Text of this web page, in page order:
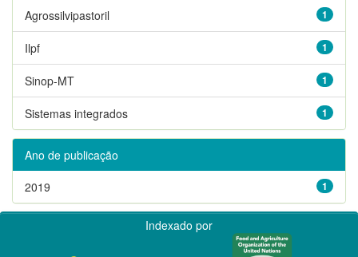
1
Agrossilvipastoril
1
Ilpf
1
Sinop-MT
1
Sistemas integrados
Ano de publicação
1
2019
Indexado por